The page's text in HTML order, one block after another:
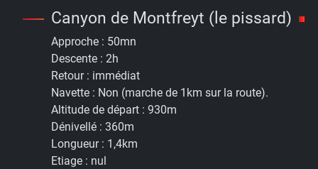
Canyon de Montfreyt (le pissard)
Approche : 50mn
Descente : 2h
Retour : immédiat
Navette : Non (marche de 1km sur la route).
Altitude de départ : 930m
Dénivellé : 360m
Longueur : 1,4km
Etiage : nul